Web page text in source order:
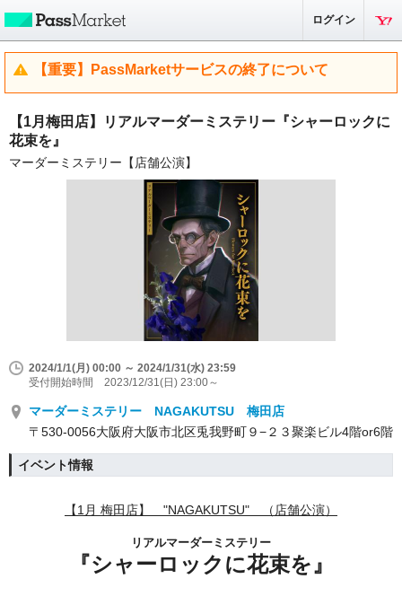
ログイン
【重要】PassMarketサービスの終了について
【1月梅田店】リアルマーダーミステリー『シャーロックに
花束を』
マーダーミステリー【店舗公演】
2024/1/1(月) 00:00 ～ 2024/1/31(水) 23:59
受付開始時間 2023/12/31(日) 23:00～
マーダーミステリー NAGAKUTSU 梅田店
〒530-0056大阪府大阪市北区兎我野町９−２３聚楽ビル4階or6階
イベント情報
【1月 梅田店】 "NAGAKUTSU" （店舗公演）
リアルマーダーミステリー
『シャーロックに花束を』